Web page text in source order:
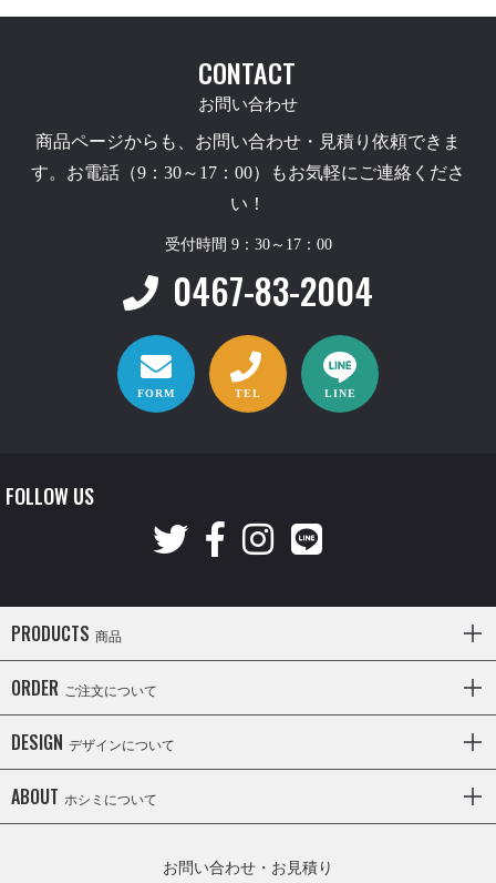
CONTACT
お問い合わせ
商品ページからも、お問い合わせ・見積り依頼できま
す。お電話（9：30～17：00）もお気軽にご連絡くださ
い！
受付時間 9：30～17：00
0467-83-2004
FORM TEL LINE
FOLLOW US
PRODUCTS 商品
ORDER ご注文について
DESIGN デザインについて
ABOUT ホシミについて
お問い合わせ・お見積り